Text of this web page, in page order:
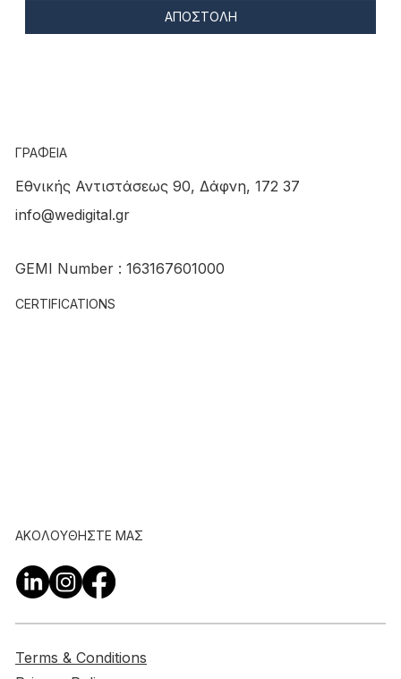
ΑΠΟΣΤΟΛΗ
ΓΡΑΦΕΙΑ
Εθνικής Αντιστάσεως 90, Δάφνη, 172 37
info@wedigital.gr
GEMI Number : 163167601000
CERTIFICATIONS
ΑΚΟΛΟΥΘΗΣΤΕ ΜΑΣ
Terms & Conditions